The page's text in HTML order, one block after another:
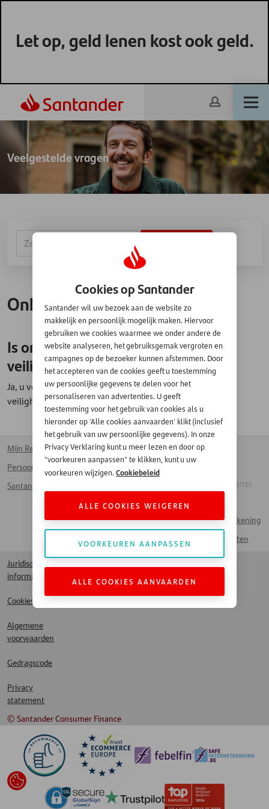
Let op, geld lenen kost ook geld.
Veelgestelde vragen
Online aankopen
Is online winkelen met mijn kaart
veilig?
Ja, u veilig online aankopen doen dankzij het
veiligheidsprotocol MasterCard SecureCode.
Mijn Rekening
Persoonlijke lening
Santander Card
Kantoren
Voor bedrijven
Veelgestelde vragen
Contact
Homepage
ANDERE SANTANDER SITES
Naar Mijn Rekening
Spaarproducten
Juridische
informatie
Cookies
Algemene
voorwaarden
Gedragscode
Privacy
statement
© Santander Consumer Finance
Cookies op Santander
Santander wil uw bezoek aan de website zo
makkelijk en persoonlijk mogelijk maken. Hiervoor
gebruiken we cookies waarmee we onder andere de
website analyseren, het gebruiksgemak vergroten en
campagnes op de bezoeker kunnen afstemmen. Door
het accepteren van de cookies geeft u toestemming
uw persoonlijke gegevens te delen voor het
personaliseren van advertenties. U geeft
toestemming voor het gebruik van cookies als u
hieronder op 'Alle cookies aanvaarden' klikt (inclusief
het gebruik van uw persoonlijke gegevens). In onze
Privacy Verklaring kunt u meer lezen en door op
"voorkeuren aanpassen" te klikken, kunt u uw
voorkeuren wijzigen.Cookiebeleid
ALLE COOKIES WEIGEREN
VOORKEUREN AANPASSEN
ALLE COOKIES AANVAARDEN